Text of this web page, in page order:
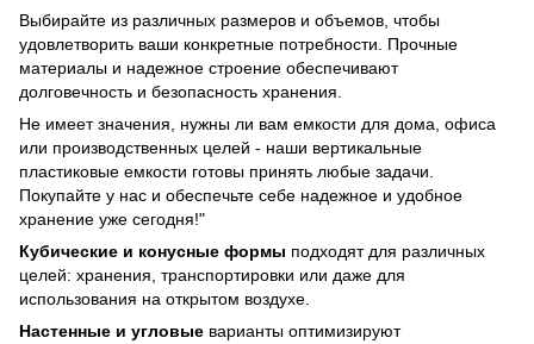
Выбирайте из различных размеров и объемов, чтобы
удовлетворить ваши конкретные потребности. Прочные
материалы и надежное строение обеспечивают
долговечность и безопасность хранения.
Не имеет значения, нужны ли вам емкости для дома, офиса
или производственных целей - наши вертикальные
пластиковые емкости готовы принять любые задачи.
Покупайте у нас и обеспечьте себе надежное и удобное
хранение уже сегодня!"
Кубические и конусные формы подходят для различных
целей: хранения, транспортировки или даже для
использования на открытом воздухе.
Настенные и угловые варианты оптимизируют